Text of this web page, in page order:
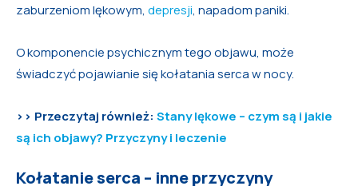
zaburzeniom lękowym, depresji, napadom paniki.
O komponencie psychicznym tego objawu, może
świadczyć pojawianie się kołatania serca w nocy.
>> Przeczytaj również: Stany lękowe – czym są i jakie
są ich objawy? Przyczyny i leczenie
Kołatanie serca – inne przyczyny